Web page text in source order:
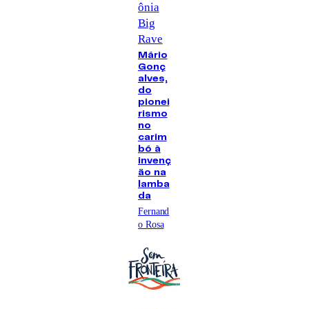
ônia
Big
Rave
Mário
Gonç
alves,
do
pionei
rismo
no
carim
bó à
invenç
ão na
lamba
da
Fernand
o Rosa